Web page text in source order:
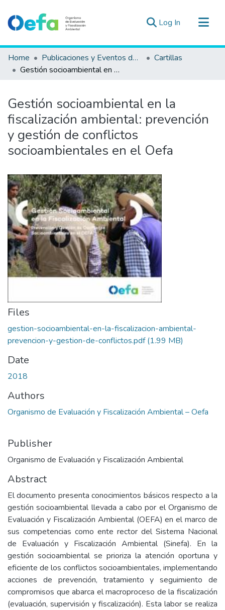
Log In (current)
Communities & Collections
All of DSpace
Estad. Externas
Guias ▾
Home Publicaciones y Eventos del OEFA
Cartillas
Gestión socioambiental en la fiscalización ambiental: prevención y gestión de conflictos socioambientales en el Oefa
Gestión socioambiental en la
fiscalización ambiental: prevención
y gestión de conflictos
socioambientales en el Oefa
Files
gestion-socioambiental-en-la-fiscalizacion-ambiental-
prevencion-y-gestion-de-conflictos.pdf(1.99 MB)
Date
2018
Authors
Organismo de Evaluación y Fiscalización Ambiental – Oefa
Publisher
Organismo de Evaluación y Fiscalización Ambiental
Abstract
El documento presenta conocimientos básicos respecto a la
gestión socioambiental llevada a cabo por el Organismo de
Evaluación y Fiscalización Ambiental (OEFA) en el marco de
sus competencias como ente rector del Sistema Nacional
de Evaluación y Fiscalización Ambiental (Sinefa). En la
gestión socioambiental se prioriza la atención oportuna y
eficiente de los conflictos socioambientales, implementando
acciones de prevención, tratamiento y seguimiento de
compromisos que abarca el macroproceso de la fiscalización
(evaluación, supervisión y fiscalización). Esta labor se realiza